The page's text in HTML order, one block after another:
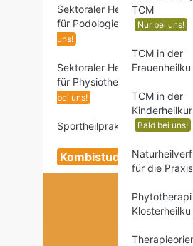
Sektoraler Heilpraktiker
für Podologie
Nur bei
uns!
Sektoraler Heilpraktiker
für Physiotherapie
bei uns!
Sportheilpraktiker NEU!
Kombistudium
TCM
Nur bei uns!
TCM in der
TCM in der
Bald bei uns!
für die Praxis